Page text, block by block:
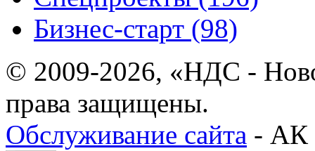
Бизнес-старт (98)
© 2009-2026, «НДС -
права защищены.
Обслуживание сайта - АК